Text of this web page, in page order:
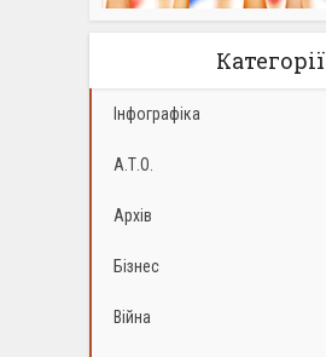
Категорії
Інфографіка
А.Т.О.
Архів
Бізнес
Війна